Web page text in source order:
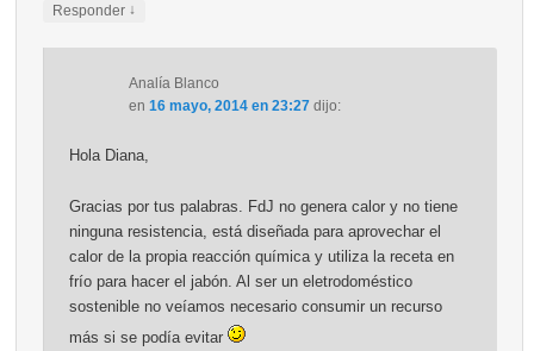
Responder ↓
Analía Blanco
en 16 mayo, 2014 en 23:27 dijo:
Hola Diana,
Gracias por tus palabras. FdJ no genera calor y no tiene
ninguna resistencia, está diseñada para aprovechar el
calor de la propia reacción química y utiliza la receta en
frío para hacer el jabón. Al ser un eletrodoméstico
sostenible no veíamos necesario consumir un recurso
más si se podía evitar